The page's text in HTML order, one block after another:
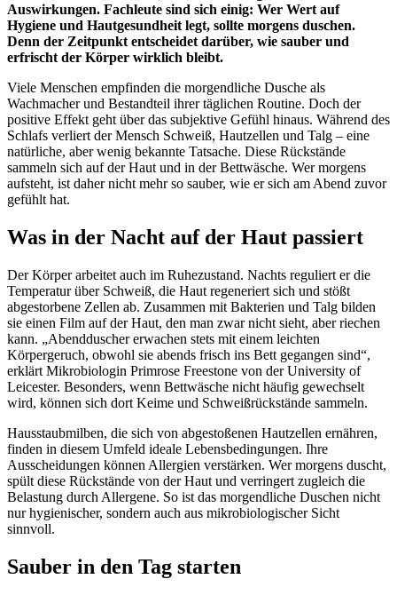
Auswirkungen. Fachleute sind sich einig: Wer Wert auf
Hygiene und Hautgesundheit legt, sollte morgens duschen.
Denn der Zeitpunkt entscheidet darüber, wie sauber und
erfrischt der Körper wirklich bleibt.
Viele Menschen empfinden die morgendliche Dusche als
Wachmacher und Bestandteil ihrer täglichen Routine. Doch der
positive Effekt geht über das subjektive Gefühl hinaus. Während des
Schlafs verliert der Mensch Schweiß, Hautzellen und Talg – eine
natürliche, aber wenig bekannte Tatsache. Diese Rückstände
sammeln sich auf der Haut und in der Bettwäsche. Wer morgens
aufsteht, ist daher nicht mehr so sauber, wie er sich am Abend zuvor
gefühlt hat.
Was in der Nacht auf der Haut passiert
Der Körper arbeitet auch im Ruhezustand. Nachts reguliert er die
Temperatur über Schweiß, die Haut regeneriert sich und stößt
abgestorbene Zellen ab. Zusammen mit Bakterien und Talg bilden
sie einen Film auf der Haut, den man zwar nicht sieht, aber riechen
kann. „Abendduscher erwachen stets mit einem leichten
Körpergeruch, obwohl sie abends frisch ins Bett gegangen sind“,
erklärt Mikrobiologin Primrose Freestone von der University of
Leicester. Besonders, wenn Bettwäsche nicht häufig gewechselt
wird, können sich dort Keime und Schweißrückstände sammeln.
Hausstaubmilben, die sich von abgestoßenen Hautzellen ernähren,
finden in diesem Umfeld ideale Lebensbedingungen. Ihre
Ausscheidungen können Allergien verstärken. Wer morgens duscht,
spült diese Rückstände von der Haut und verringert zugleich die
Belastung durch Allergene. So ist das morgendliche Duschen nicht
nur hygienischer, sondern auch aus mikrobiologischer Sicht
sinnvoll.
Sauber in den Tag starten